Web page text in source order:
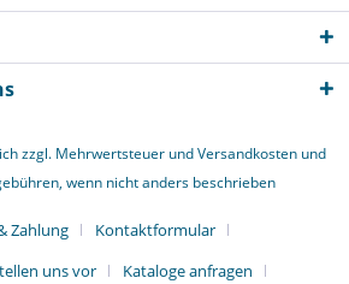
zzgl. Mehrwertsteuer undVersandkostenund
wenn nicht anders beschrieben
Zahlung
Kontaktformular
uns vor
Kataloge anfragen